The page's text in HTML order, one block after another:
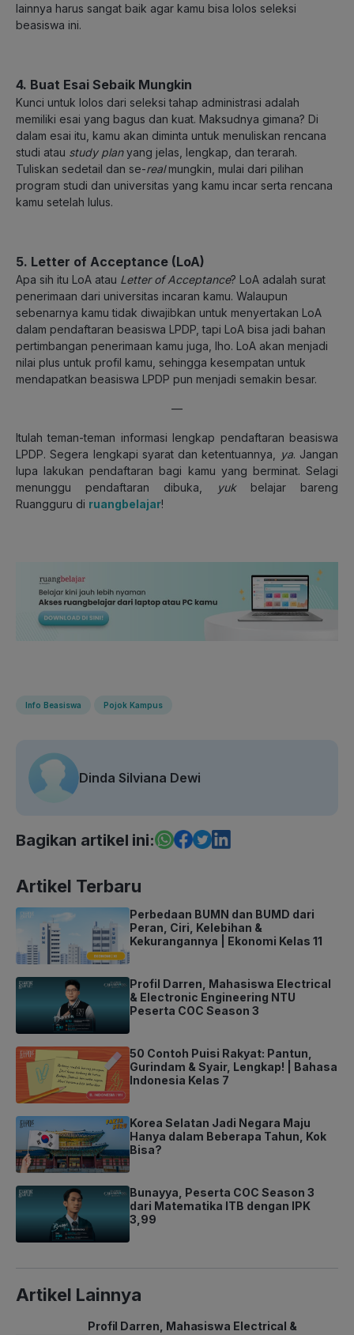
lainnya harus sangat baik agar kamu bisa lolos seleksi
beasiswa ini.
4. Buat Esai Sebaik Mungkin
Kunci untuk lolos dari seleksi tahap administrasi adalah
memiliki esai yang bagus dan kuat. Maksudnya gimana? Di
dalam esai itu, kamu akan diminta untuk menuliskan rencana
studi atau study planyang jelas, lengkap, dan terarah.
Tuliskan sedetail dan se-realmungkin, mulai dari pilihan
program studi dan universitas yang kamu incar serta rencana
kamu setelah lulus.
5. Letter of Acceptance (LoA)
Apa sih itu LoA atau Letter of Acceptance? LoA adalah surat
penerimaan dari universitas incaran kamu. Walaupun
sebenarnya kamu tidak diwajibkan untuk menyertakan LoA
dalam pendaftaran beasiswa LPDP, tapi LoA bisa jadi bahan
pertimbangan penerimaan kamu juga, lho. LoA akan menjadi
nilai plus untuk profil kamu, sehingga kesempatan untuk
mendapatkan beasiswa LPDP pun menjadi semakin besar.
—
Itulah teman-teman informasi lengkap pendaftaran beasiswa
LPDP. Segera lengkapi syarat dan ketentuannya,
ya. Jangan
lupa lakukan pendaftaran bagi kamu yang berminat. Selagi
menunggu pendaftaran dibuka,
yukbelajar bareng
Ruangguru di ruangbelajar!
Info Beasiswa Pojok Kampus
Dinda Silviana Dewi
Bagikan artikel ini:
Artikel Terbaru
Perbedaan BUMN dan BUMD dari
Peran, Ciri, Kelebihan &
Kekurangannya | Ekonomi Kelas 11
Profil Darren, Mahasiswa Electrical
& Electronic Engineering NTU
Peserta COC Season 3
50 Contoh Puisi Rakyat: Pantun,
Gurindam & Syair, Lengkap! | Bahasa
Indonesia Kelas 7
Korea Selatan Jadi Negara Maju
Hanya dalam Beberapa Tahun, Kok
Bisa?
Bunayya, Peserta COC Season 3
dari Matematika ITB dengan IPK
3,99
Artikel Lainnya
Profil Darren, Mahasiswa Electrical &